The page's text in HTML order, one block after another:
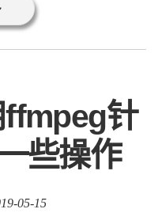
针
些操作
05-15